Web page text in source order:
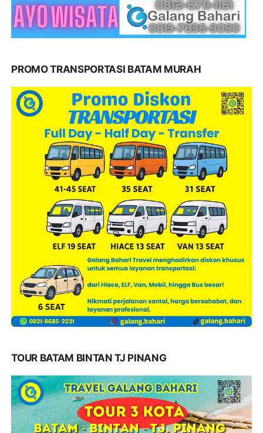
PROMO TRANSPORTASI BATAM MURAH
TOUR BATAM BINTAN TJ PINANG